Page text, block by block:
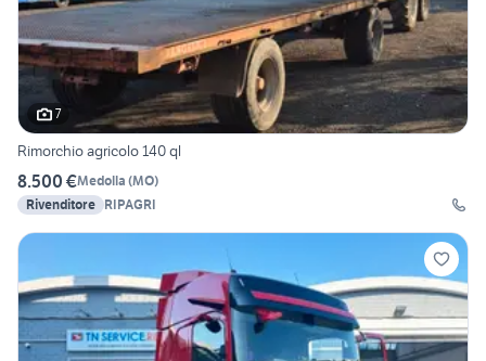
7
Rimorchio agricolo 140 ql
8.500 €Medolla (MO)
Rivenditore RIPAGRI